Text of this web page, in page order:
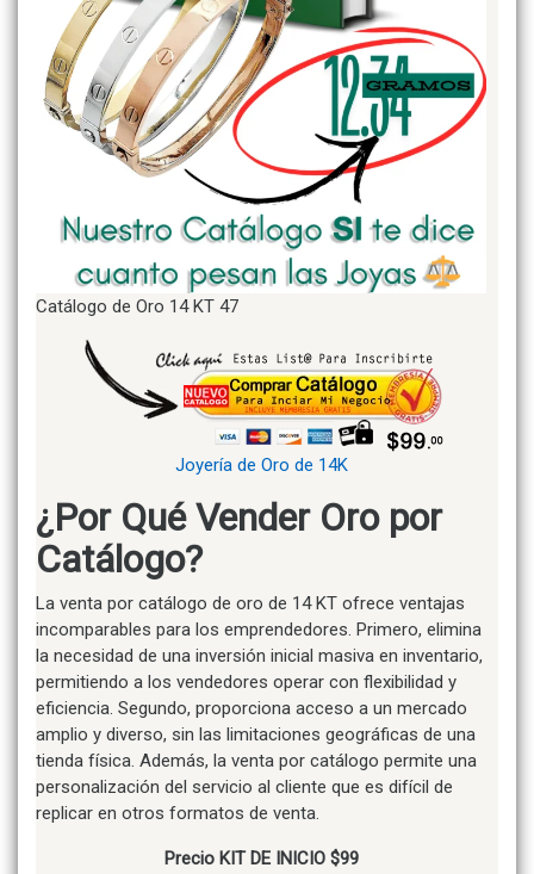
Catálogo de Oro 14 KT 47
Joyería de Oro de 14K
¿Por Qué Vender Oro por
Catálogo?
La venta por catálogo de oro de 14 KT ofrece ventajas
incomparables para los emprendedores. Primero, elimina
la necesidad de una inversión inicial masiva en inventario,
permitiendo a los vendedores operar con flexibilidad y
eficiencia. Segundo, proporciona acceso a un mercado
amplio y diverso, sin las limitaciones geográficas de una
tienda física. Además, la venta por catálogo permite una
personalización del servicio al cliente que es difícil de
replicar en otros formatos de venta.
Precio KIT DE INICIO $99